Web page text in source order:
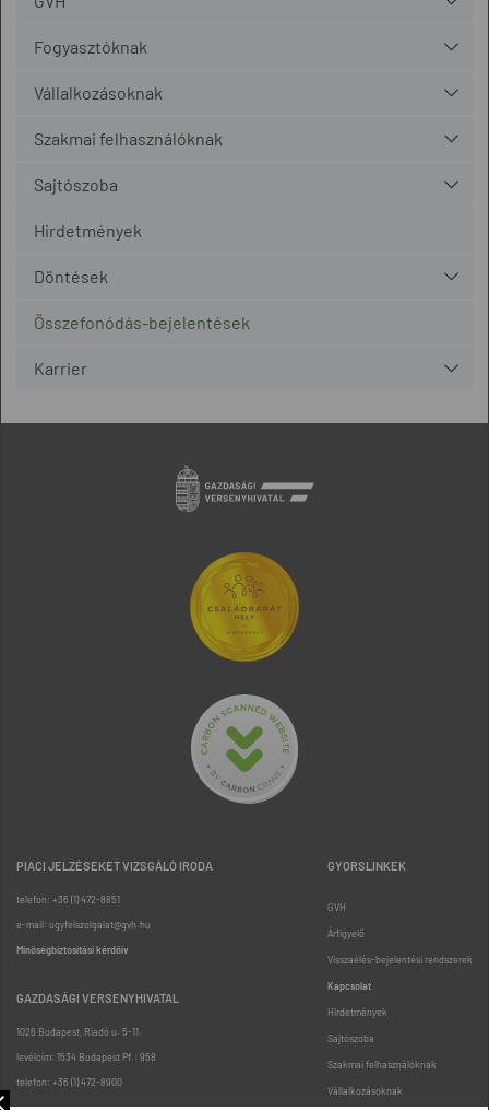
Fogyasztóknak
Vállalkozásoknak
Szakmai felhasználóknak
Sajtószoba
Hirdetmények
Döntések
Összefonódás-bejelentések
Karrier
PIACI JELZÉSEKET VIZSGÁLÓ IRODA
telefon: +36 (1) 472-8851
e-mail: ugyfelszolgalat@gvh.hu
Minőségbiztosítási kérdőív
GAZDASÁGI VERSENYHIVATAL
1026 Budapest, Riadó u. 5-11.
levélcím: 1534 Budapest Pf.: 958
telefon: +36 (1) 472-8900
GYORSLINKEK
GVH
Árfigyelő
Visszaélés-bejelentési rendszerek
Kapcsolat
Hirdetmények
Sajtószoba
Szakmai felhasználóknak
Vállalkozásoknak